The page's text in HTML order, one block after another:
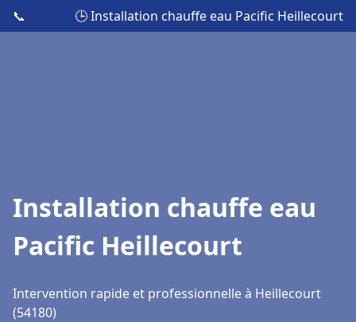
📞 🕒 Installation chauffe eau Pacific Heillecourt
Installation chauffe eau
Pacific Heillecourt
Intervention rapide et professionnelle à Heillecourt
(54180)